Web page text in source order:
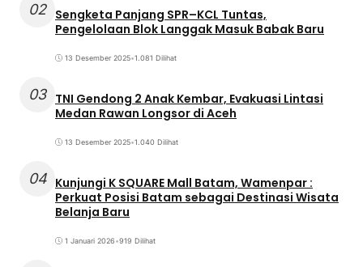
02 Sengketa Panjang SPR–KCL Tuntas,
Pengelolaan Blok Langgak Masuk Babak Baru
13 Desember 2025•1.081 Dilihat
03 TNI Gendong 2 Anak Kembar, Evakuasi Lintasi
Medan Rawan Longsor di Aceh
13 Desember 2025•1.040 Dilihat
04 Kunjungi K SQUARE Mall Batam, Wamenpar :
Perkuat Posisi Batam sebagai Destinasi Wisata
Belanja Baru
1 Januari 2026•919 Dilihat